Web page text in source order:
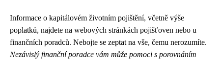
Informace o kapitálovém životním pojištění, včetně výše
poplatků, najdete na webových stránkách pojišťoven nebo u
finančních poradců. Nebojte se zeptat na vše, čemu nerozumíte.
Nezávislý finanční poradce vám může pomoci s porovnáním